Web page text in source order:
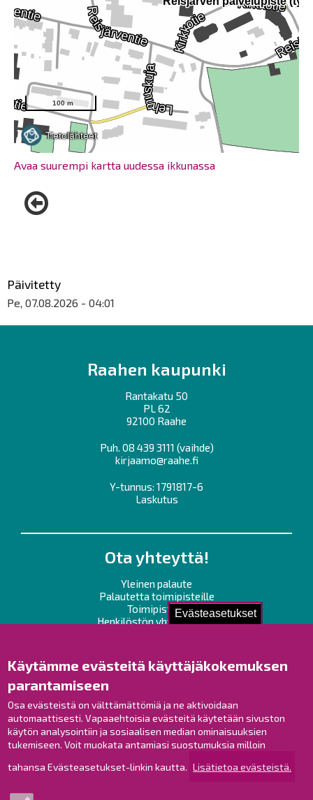
Evästeasetukset
Käytämme evästeitä käyttäjäkokemuksen
parantamiseen
Osa evästeistä on välttämättömiä ja ne aktivoidaan
automaattisesti. Vapaaehtoisia evästeitä käytetään sivuston
käytön analysointiin ja sosiaalisen median ominaisuuksien
tukemiseen. Voit muokata antamiasi suostumuksia milloin
tahansa Evästeasetukset-linkin kautta. Lisätietoa evästeistä.
Avaa suurempi kartta uudessa ikkunassa
Päivitetty
Pe, 07.08.2026 - 04:01
Raahen kaupunki
Rantakatu 50
PL 62
92100 Raahe
Puh. 08 439 3111 (vaihde)
kirjaamo@raahe.fi
Y-tunnus: 1791817-6
Laskutus
Ota yhteyttä!
Yleinen palaute
Palautetta toimipisteille
Toimipisteet
Henkilöstön yhteystiedot
Raahe Facebookissa
Raahe Instagramissa
Raahe LinkedInissä
Raahe YouTubessa